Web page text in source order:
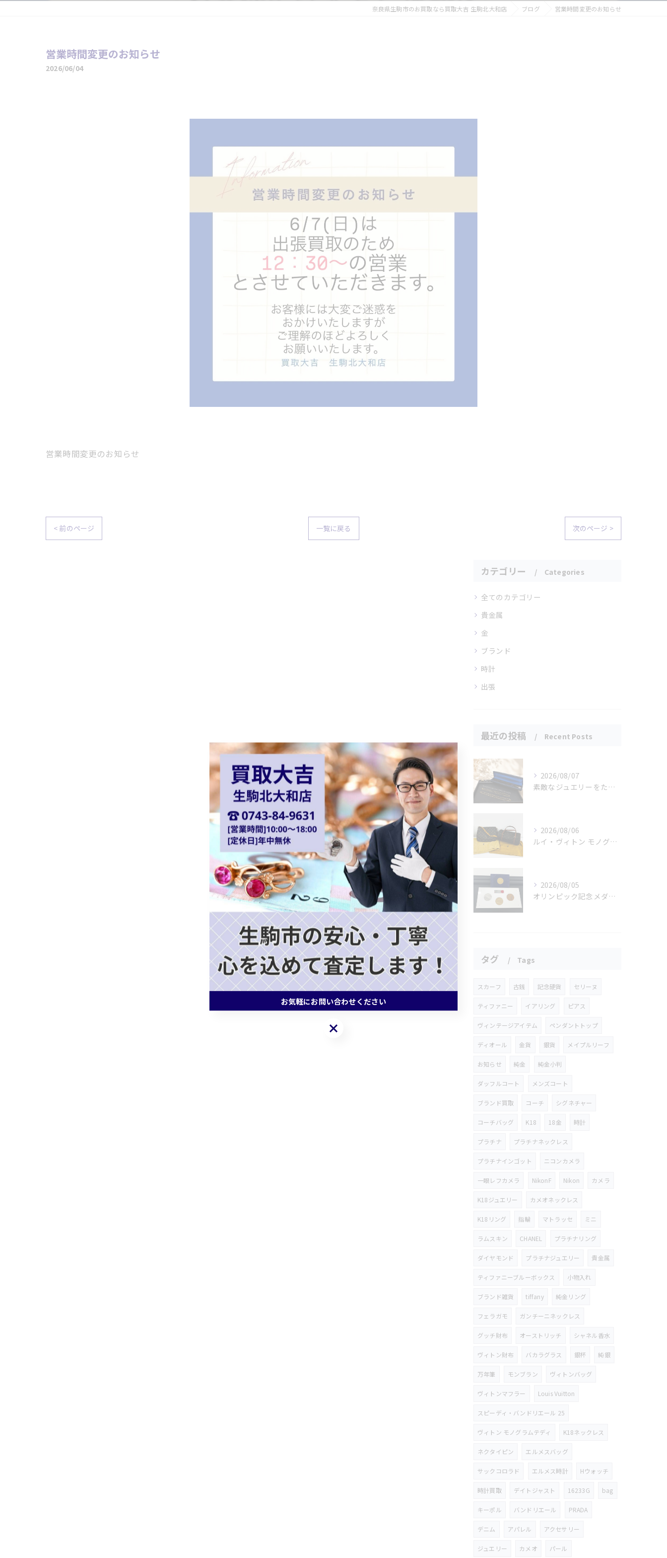
奈良県生駒市のお買取なら買取大吉 生駒北大和店 ブログ 営業時間変更のお知らせ
営業時間変更のお知らせ
2026/06/04
営業時間変更のお知らせ
< 前のページ 一覧に戻る 次のページ >
カテゴリー Categories
全てのカテゴリー
貴金属
金
ブランド
時計
出張
最近の投稿 Recent Posts
2026/08/07
素敵なジュエリーをたくさんお買取りさせていただきました✨
2026/08/06
ルイ・ヴィトン モノグラムバッグ2点をお買取させていただきました✨
2026/08/05
オリンピック記念メダルとメイプルリーフコインをお買取りさせていただきました🏅✨
タグ Tags
スカーフ 古銭 記念硬貨 セリーヌ
ティファニー イアリング ピアス
ヴィンテージアイテム ペンダントトップ
ディオール 金貨 銀貨 メイプルリーフ
お知らせ 純金 純金小判
ダッフルコート メンズコート
ブランド買取 コーチ シグネチャー
コーチバッグ K18 18金 時計
プラチナ プラチナネックレス
プラチナインゴット ニコンカメラ
一眼レフカメラ NikonF Nikon カメラ
K18ジュエリー カメオネックレス
K18リング 指輪 マトラッセ ミニ
ラムスキン CHANEL プラチナリング
ダイヤモンド プラチナジュエリー 貴金属
ティファニーブルーボックス 小物入れ
ブランド雑貨 tiffany 純金リング
フェラガモ ガンチーニネックレス
グッチ財布 オーストリッチ シャネル香水
ヴィトン財布 バカラグラス 銀杯 純銀
万年筆 モンブラン ヴィトンバッグ
ヴィトンマフラー Louis Vuitton
スピーディ・バンドリエール 25
ヴィトン モノグラムテディ K18ネックレス
ネクタイピン エルメスバッグ
サックコロラド エルメス時計 Hウォッチ
時計買取 デイトジャスト 16233G bag
キーポル バンドリエール PRADA
デニム アパレル アクセサリー
ジュエリー カメオ パール
お気軽にお問い合わせください
お気軽にお問い合わせください